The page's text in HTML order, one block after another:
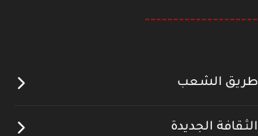
--------------------
طريق الشعب
الثقافة الجديدة